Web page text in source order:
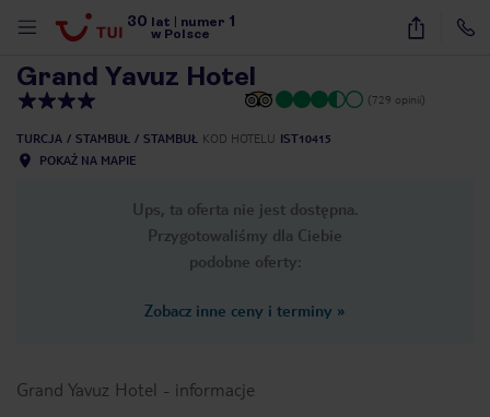
30 lat numer 1
w Polsce
11
Grand Yavuz Hotel
(729 opinii)
TURCJA STAMBUŁ STAMBUŁ KOD HOTELU IST10415
POKAŻ NA MAPIE
Ups, ta oferta nie jest dostępna.
Przygotowaliśmy dla Ciebie
podobne oferty:
Zobacz inne ceny i terminy »
Grand Yavuz Hotel - informacje